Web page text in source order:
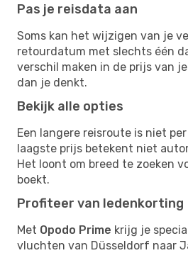
Pas je reisdata aan
Soms kan het wijzigen van je
retourdatum met slechts één
verschil maken in de prijs van
dan je denkt.
Bekijk alle opties
Een langere reisroute is niet
laagste prijs betekent niet
Het loont om breed te zoeken
boekt.
Profiteer van ledenkorting
Met Opodo Prime krijg je
vluchten van Düsseldorf naar